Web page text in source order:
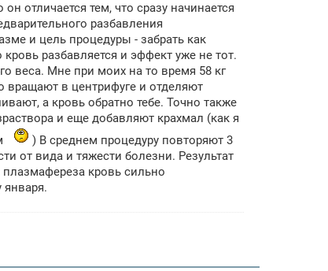
отличается тем, что сразу начинается
разбавления
и цель процедуры - забрать как
разбавляется и эффект уже не тот.
веса. Мне при моих на то время 58 кг
вращают в центрифуге и отделяют
а кровь обратно тебе. Точно также
и еще добавляют крахмал (как я
) В среднем процедуру повторяют 3
от вида и тяжести болезни. Результат
кровь сильно
января.